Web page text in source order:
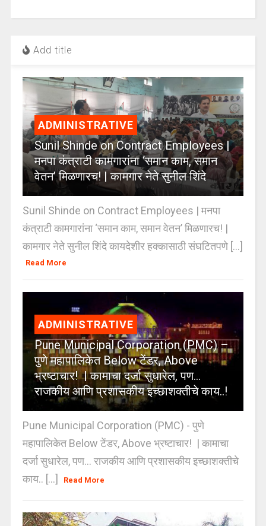
Add title
ADMINISTRATIVE
Sunil Shinde on Contract Employees |
मनपा कंत्राटी कामगारांना ‘समान काम, समान
वेतन’ मिळणारच! | कामगार नेते सुनील शिंदे
Sunil Shinde on Contract Employees | मनपा
कंत्राटी कामगारांना ‘समान काम, समान वेतन’ मिळणारच! |
कामगार नेते सुनील शिंदे कायदेशीर हक्कासाठी संघटितपणे [...]
Read More
ADMINISTRATIVE
Pune Municipal Corporation (PMC) –
पुणे महापालिकेत Below टेंडर, Above
भ्रष्टाचार! | कामाचा दर्जा सुधारेल, पण…
राजकीय आणि प्रशासकीय इच्छाशक्तीचे काय..!
Pune Municipal Corporation (PMC) - पुणे
महापालिकेत Below टेंडर, Above भ्रष्टाचार! | कामाचा
दर्जा सुधारेल, पण… राजकीय आणि प्रशासकीय इच्छाशक्तीचे
काय.. [...]
Read More